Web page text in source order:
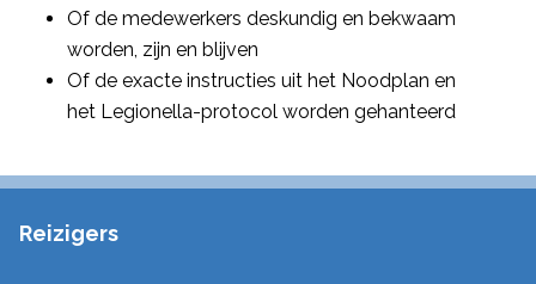
Of de medewerkers deskundig en bekwaam
worden, zijn en blijven
Of de exacte instructies uit het Noodplan en
het Legionella-protocol worden gehanteerd
Reizigers